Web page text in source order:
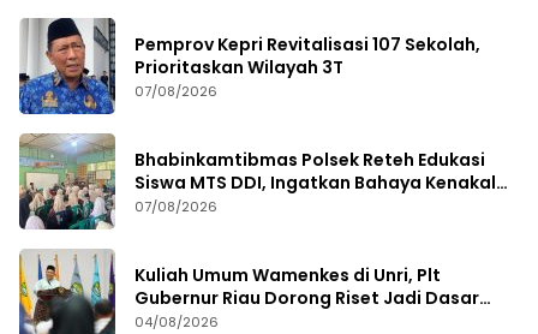
Pemprov Kepri Revitalisasi 107 Sekolah,
Prioritaskan Wilayah 3T
07/08/2026
Bhabinkamtibmas Polsek Reteh Edukasi
Siswa MTS DDI, Ingatkan Bahaya Kenakalan
Remaja
07/08/2026
Kuliah Umum Wamenkes di Unri, Plt
Gubernur Riau Dorong Riset Jadi Dasar
Kebijakan Kesehatan
04/08/2026